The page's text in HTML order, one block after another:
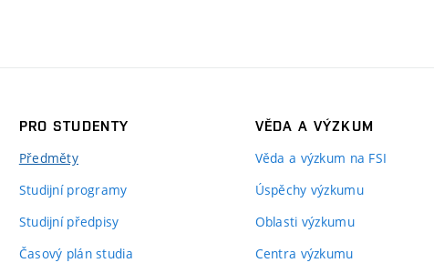
PRO STUDENTY
Předměty
Studijní programy
Studijní předpisy
Časový plán studia
VĚDA A VÝZKUM
Věda a výzkum na FSI
Úspěchy výzkumu
Oblasti výzkumu
Centra výzkumu